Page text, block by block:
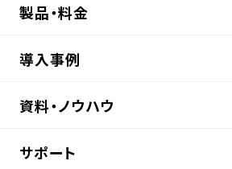
製品・料金
導入事例
資料・ノウハウ
サポート